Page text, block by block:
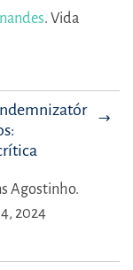
. Vida
Agostinho.
2024